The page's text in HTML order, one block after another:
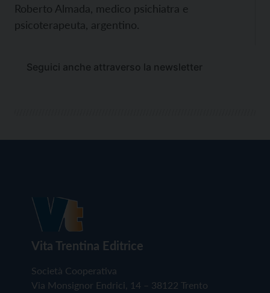
Roberto Almada, medico psichiatra e
psicoterapeuta, argentino.
Seguici anche attraverso la newsletter
Vita Trentina Editrice
Società Cooperativa
Via Monsignor Endrici, 14 – 38122 Trento